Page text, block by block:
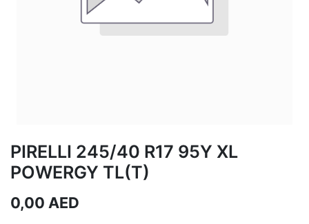
PIRELLI 245/40 R17 95Y XL
POWERGY TL(T)
0,00 AED